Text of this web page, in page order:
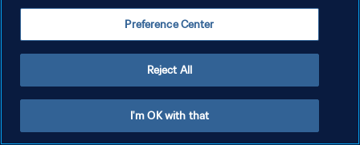
Preference Center
Reject All
I'm OK with that